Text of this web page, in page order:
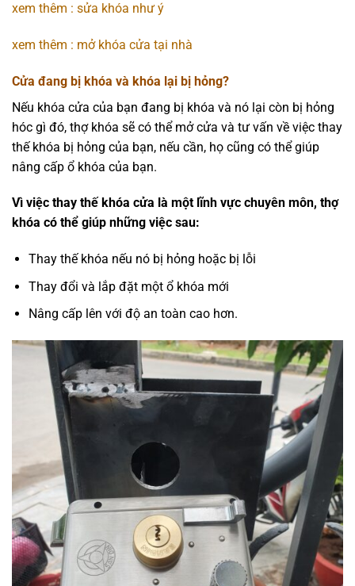
xem thêm : sửa khóa như ý
xem thêm : mở khóa cửa tại nhà
Cửa đang bị khóa và khóa lại bị hỏng?
Nếu khóa cửa của bạn đang bị khóa và nó lại còn bị hỏng
hóc gì đó, thợ khóa sẽ có thể mở cửa và tư vấn về việc thay
thế khóa bị hỏng của bạn, nếu cần, họ cũng có thể giúp
nâng cấp ổ khóa của bạn.
Vì việc thay thế khóa cửa là một lĩnh vực chuyên môn, thợ
khóa có thể giúp những việc sau:
Thay thế khóa nếu nó bị hỏng hoặc bị lỗi
Thay đổi và lắp đặt một ổ khóa mới
Nâng cấp lên với độ an toàn cao hơn.